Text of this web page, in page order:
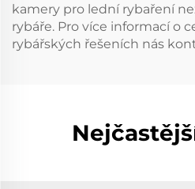
kamery pro lední rybaření
rybáře. Pro více informací o
rybářských řešeních nás